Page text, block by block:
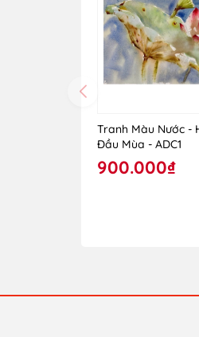
Tranh Màu Nước -
Đầu Mùa - ADC1
900.000₫